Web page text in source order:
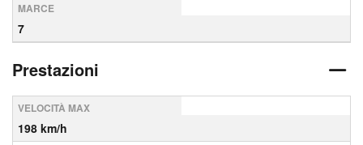
MARCE
7
Prestazioni
VELOCITÀ MAX
198 km/h